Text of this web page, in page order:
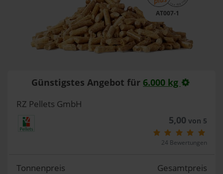
AT007-1
Günstigstes Angebot für 6.000 kg
RZ Pellets GmbH
5,00 von 5
24 Bewertungen
Tonnenpreis Gesamtpreis